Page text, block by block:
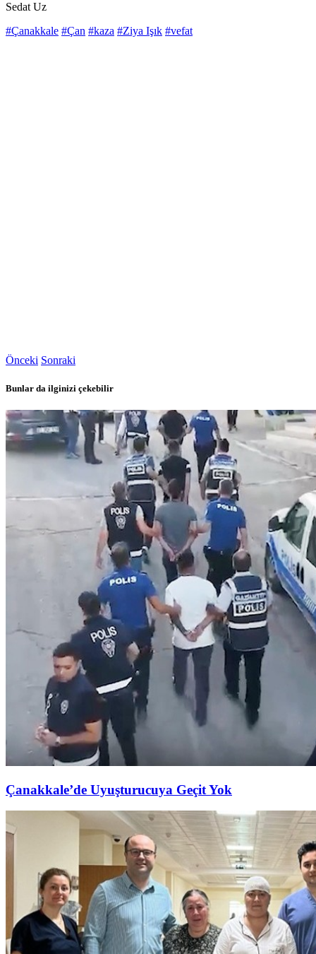
Sedat Uz
#Çanakkale #Çan #kaza #Ziya Işık #vefat
Önceki Sonraki
Bunlar da ilginizi çekebilir
Çanakkale’de Uyuşturucuya Geçit Yok